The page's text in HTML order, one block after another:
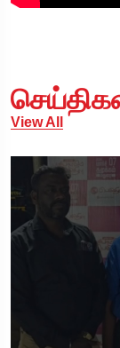
View All